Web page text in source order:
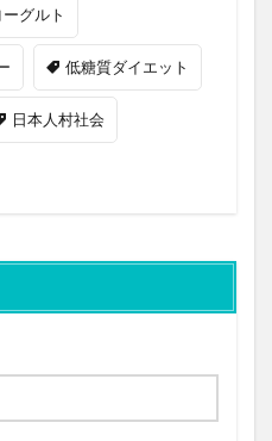
ーグルト
低糖質ダイエット
日本人村社会